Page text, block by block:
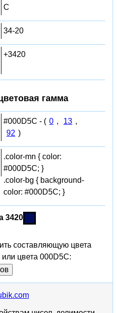
C
34-20
+3420
гамма
#000D5C - ( 0 , 13 ,
92 )
.color-mn { color:
#000D5C; }
.color-bg { background-
color: #000D5C; }
3420
составляющую цвета
цвета 000D5C: